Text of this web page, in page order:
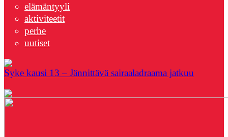
elämäntyyli
aktiviteetit
perhe
uutiset
Syke kausi 13 – Jännittävä sairaaladraama jatkuu